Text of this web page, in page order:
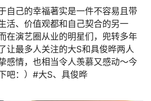
自己的幸福著实是一件不容易且带
活、价值观都和自己契合的另一
在演艺圈从业的明星们，兜转多年
让最多人关注的大S和具俊晔两人
感情，也相当令人羡慕又感动～今
吧：）#大S、具俊晔